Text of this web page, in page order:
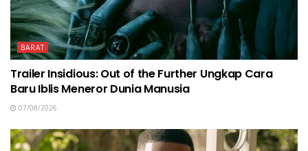
BARAT
Trailer Insidious: Out of the Further Ungkap Cara
Baru Iblis Meneror Dunia Manusia
07/08/2026